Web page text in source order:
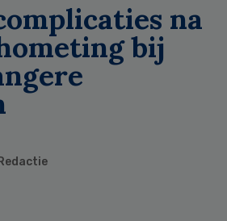
na
bij